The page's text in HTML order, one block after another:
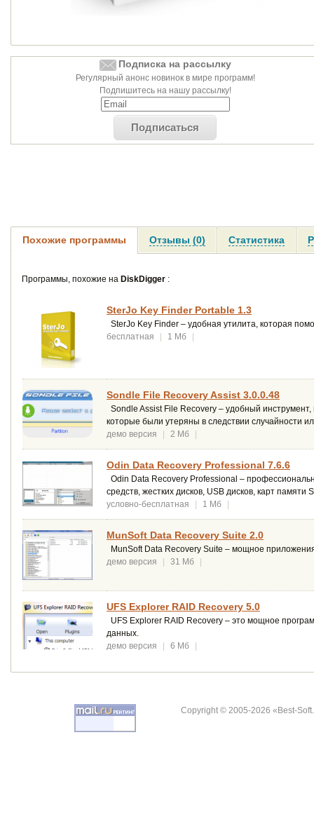
Подписка на рассылку
Регулярный анонс новинок в мире программ!
Подпишитесь на нашу рассылку!
Подписаться
Похожие программы Отзывы (0) Статистика
Программы, похожие на DiskDigger :
SterJo Key Finder Portable 1.3
SterJo Key Finder – удобная утилита, которая
бесплатная
| 1 Мб |
Sondle File Recovery Assist 3.0.0.48
Sondle Assist File Recovery – удобный
которые были утеряны в следствии случайности
демо версия
| 2 Мб |
Odin Data Recovery Professional 7.6.6
Odin Data Recovery Professional –
средств, жестких дисков, USB дисков, карт памяти
условно-бесплатная
| 1 Мб |
MunSoft Data Recovery Suite 2.0
MunSoft Data Recovery Suite – мощное
демо версия
| 31 Мб |
UFS Explorer RAID Recovery 5.0
UFS Explorer RAID Recovery – это мощное
данных.
демо версия
| 6 Мб |
Copyright © 2005-2026 «Best-